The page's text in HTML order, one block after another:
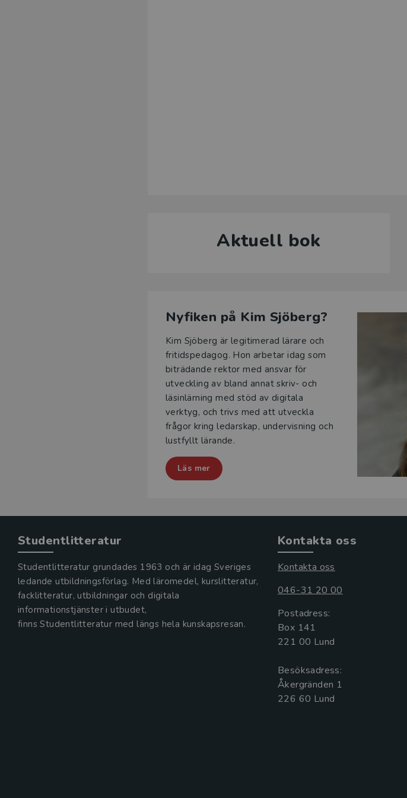
Aktuell bok
Nyfiken på Kim Sjöberg?
Kim Sjöberg är legitimerad lärare och
fritidspedagog. Hon arbetar idag som
biträdande rektor med ansvar för
utveckling av bland annat skriv- och
läsinlärning med stöd av digitala
verktyg, och trivs med att utveckla
frågor kring ledarskap, undervisning och
lustfyllt lärande.
Läs mer
Studentlitteratur
Studentlitteratur grundades 1963 och är idag Sveriges
ledande utbildningsförlag. Med läromedel, kurslitteratur,
facklitteratur, utbildningar och digitala
informationstjänster i utbudet,
finns Studentlitteratur med längs hela kunskapsresan.
Kontakta oss
Kontakta oss
046-31 20 00
Postadress:
Box 141
221 00 Lund
Besöksadress:
Åkergränden 1